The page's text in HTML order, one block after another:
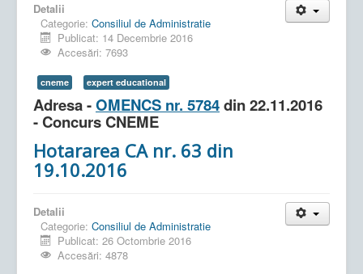
Detalii
Categorie: Consiliul de Administratie
Publicat: 14 Decembrie 2016
Accesări: 7693
cneme expert educational
Adresa -OMENCS nr. 5784din 22.11.2016
- Concurs CNEME
Hotararea CA nr. 63 din
19.10.2016
Detalii
Categorie: Consiliul de Administratie
Publicat: 26 Octombrie 2016
Accesări: 4878